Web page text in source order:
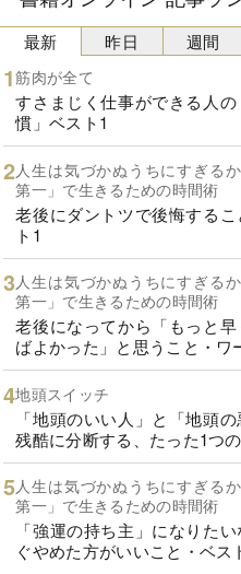
最新
筋肉が全て
すさまじく仕事ができる人
慣」ベスト1
人生は気づかぬうちにすぎる
第一」で生きるための時間術
老後にダントツで後悔するこ
ト1
人生は気づかぬうちにすぎる
第一」で生きるための時間術
老後になってから「もっと
ばよかった」と思うこと・ワ
地頭スイッチ
「地頭のいい人」と「地頭
残酷に分断する、たった1つの
人生は気づかぬうちにすぎる
第一」で生きるための時間術
「強運の持ち主」になりた
ぐやめた方がいいこと・ベス
昨日 週間